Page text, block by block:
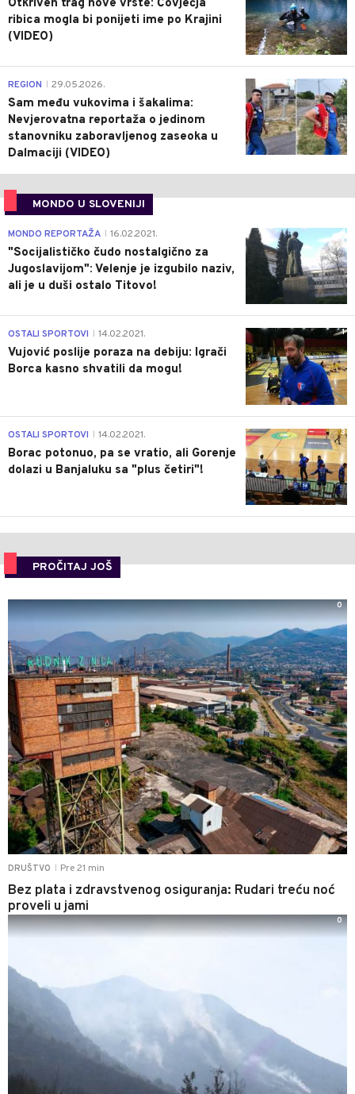
Otkriven trag nove vrste: Čovječja
ribica mogla bi ponijeti ime po Krajini
(VIDEO)
0
REGION 29.05.2026.
Sam među vukovima i šakalima:
Nevjerovatna reportaža o jedinom
stanovniku zaboravljenog zaseoka u
Dalmaciji (VIDEO)
MONDO U SLOVENIJI
4
MONDO REPORTAŽA 16.02.2021.
"Socijalističko čudo nostalgično za
Jugoslavijom": Velenje je izgubilo naziv,
ali je u duši ostalo Titovo!
1
OSTALI SPORTOVI 14.02.2021.
Vujović poslije poraza na debiju: Igrači
Borca kasno shvatili da mogu!
3
OSTALI SPORTOVI 14.02.2021.
Borac potonuo, pa se vratio, ali Gorenje
dolazi u Banjaluku sa "plus četiri"!
PROČITAJ JOŠ
DRUŠTVO Pre 21 min
Bez plata i zdravstvenog osiguranja: Rudari treću noć
proveli u jami
0
0